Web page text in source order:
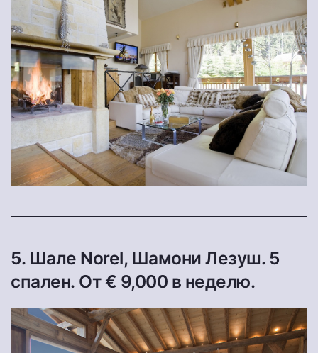
5. Шале Norel, Шамони Лезуш. 5
спален. От € 9,000 в неделю.